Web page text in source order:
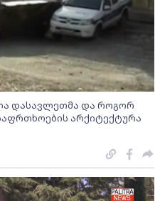
დასავლეთმა და როგორ
არქიტექტურა